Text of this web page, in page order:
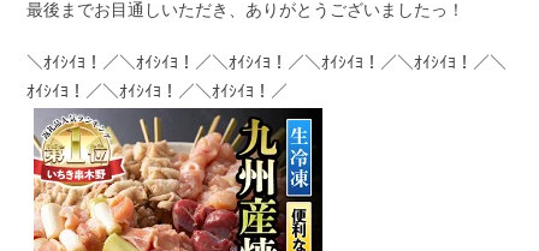
最後までお目通しいただき、ありがとうございましたっ！
＼ｵｲｼｲﾖ！／＼ｵｲｼｲﾖ！／＼ｵｲｼｲﾖ！／＼ｵｲｼｲﾖ！／＼ｵｲｼｲﾖ！／＼
ｵｲｼｲﾖ！／＼ｵｲｼｲﾖ！／＼ｵｲｼｲﾖ！／